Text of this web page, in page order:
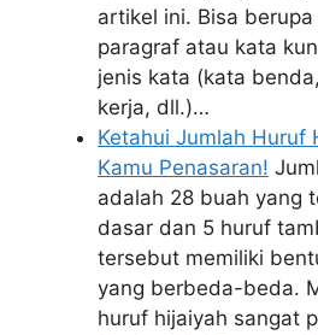
artikel ini. Bisa
paragraf atau kata
jenis kata (kata
kerja, dll.)…
Ketahui Jumlah Huruf
Kamu Penasaran!
adalah 28 buah yang
dasar dan 5 huruf
tersebut memiliki
yang berbeda-beda.
huruf hijaiyah sangat